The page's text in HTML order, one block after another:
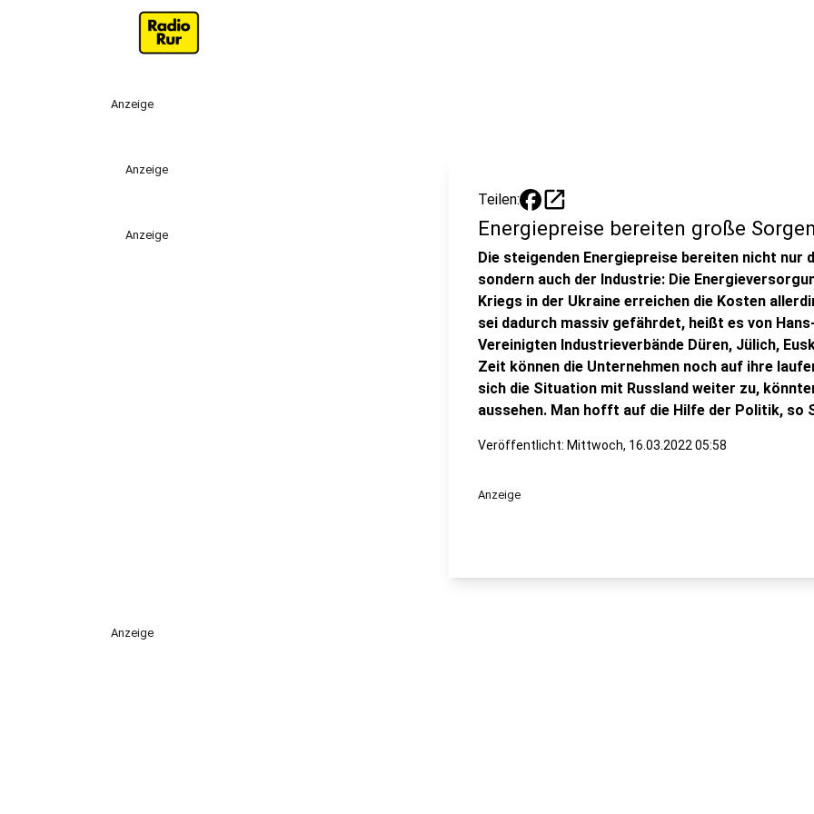
Anzeige
Anzeige
Anzeige
Teilen: open_in_new
Energiepreise bereiten große Sorgen
Die steigenden Energiepreise bereiten nicht nur
sondern auch der Industrie: Die
Kriegs in der Ukraine erreichen die Kosten
sei dadurch massiv gefährdet, heißt es von
Vereinigten Industrieverbände Düren, Jülich,
Zeit können die Unternehmen noch auf ihre
sich die Situation mit Russland weiter zu,
aussehen. Man hofft auf die Hilfe der Politik, so
Veröffentlicht: Mittwoch, 16.03.2022 05:58
Anzeige
Anzeige